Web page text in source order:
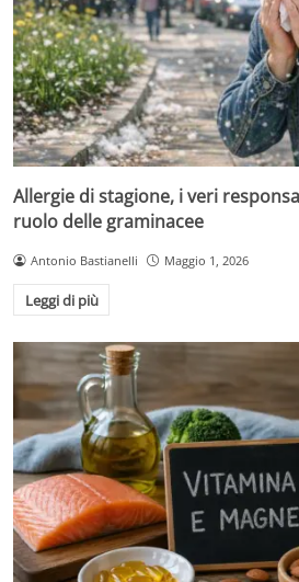
Allergie di stagione, i veri
ruolo delle graminacee
Antonio Bastianelli Maggio 1, 2026
Leggi di più